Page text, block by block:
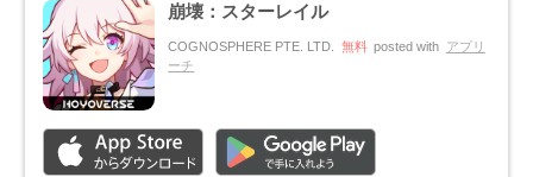
崩壊：スターレイル
COGNOSPHERE PTE. LTD. 無料 posted with アプリ
ーチ